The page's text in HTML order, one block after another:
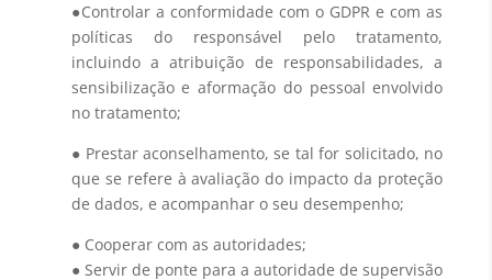
●Controlar a conformidade com o GDPR e com as
políticas do responsável pelo tratamento,
incluindo a atribuição de responsabilidades, a
sensibilização e aformação do pessoal envolvido
no tratamento;
● Prestar aconselhamento, se tal for solicitado, no
que se refere à avaliação do impacto da proteção
de dados, e acompanhar o seu desempenho;
● Cooperar com as autoridades;
● Servir de ponte para a autoridade de supervisão